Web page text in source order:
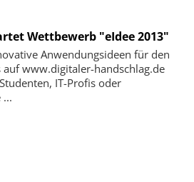
Wettbewerb "eIdee 2013"
Anwendungsideen für den
auf www.digitaler-handschlag.de
IT-Profis oder